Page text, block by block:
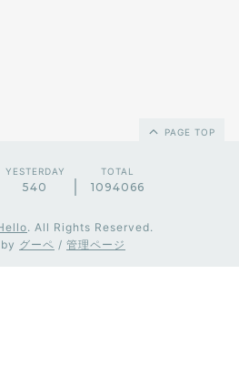
PAGE TOP
YESTERDAY
540
TOTAL
1094066
. All Rights Reserved.
グーペ / 管理ページ